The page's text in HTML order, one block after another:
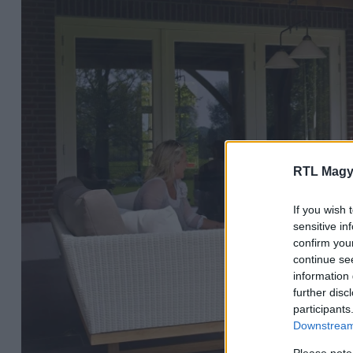
RTL
If you wish
sensitive
confirm
continue
information
further